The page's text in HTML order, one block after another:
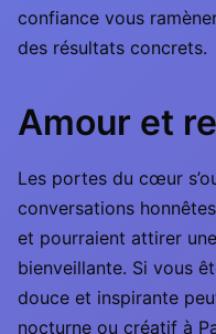
confiance vous
des résultats concrets.
Amour et
Les portes du cœur
conversations
et pourraient attirer
bienveillante. Si vous
douce et inspirante
nocturne ou créatif à